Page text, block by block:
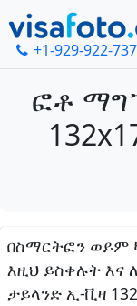
+1-929-922-
ፎቶ
በስማርትፎን ወይም
እዚህ ይስቀሉት እና
ታይላንድ ኢ-ቪዛ